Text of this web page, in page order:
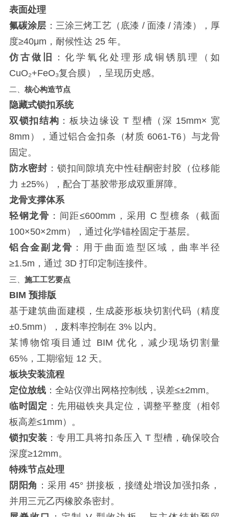
表面处理
氟碳涂层 ：三涂三烤工艺（底漆 / 面漆 / 清漆），厚
度≥40μm，耐候性达 25 年。
仿古做旧
：化学氧化处理形成铜锈肌理（如
CuO₂+FeO₃复合膜），呈现历史感。
二、 核心构造节点
隐藏式锁扣系统
双锁扣结构 ：板块边缘设 T 型槽（深 15mm× 宽
8mm），通过铝合金扣条（材质 6061-T6）与龙骨
固定。
防水密封 ：锁扣间隙填充中性硅酮密封胶（位移能
力 ±25%），配合丁基胶带形成双重屏障。
龙骨支撑体系
轻钢龙骨 ：间距≤600mm，采用 C 型檩条（截面
100×50×2mm），通过化学锚栓固定于基层。
铝合金副龙骨 ：用于曲面造型区域，曲率半径
≥1.5m，通过 3D 打印定制连接件。
三、 施工工艺要点
BIM 预排版
基于建筑曲面建模，生成菱形板块切割代码（精度
±0.5mm），废料率控制在 3% 以内。
某博物馆项目通过 BIM 优化，减少现场切割量
65%，工期缩短 12 天。
板块安装流程
定位放线：全站仪弹出网格控制线，误差≤±2mm。
临时固定 ：先用磁铁夹具定位，调整平整度（相邻
板高差≤1mm）。
锁扣安装 ：专用工具将扣条压入 T 型槽，确保咬合
深度≥12mm。
特殊节点处理
阴阳角 ：采用 45° 拼接板，接缝处增设加强扣条，
并用三元乙丙橡胶条密封。